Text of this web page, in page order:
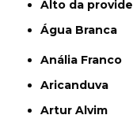
alto da
Água Branca
Anália Franco
Aricanduva
Artur Alvim